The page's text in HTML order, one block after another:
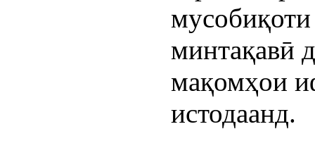
минтақавӣ
мақомҳои
истодаанд.